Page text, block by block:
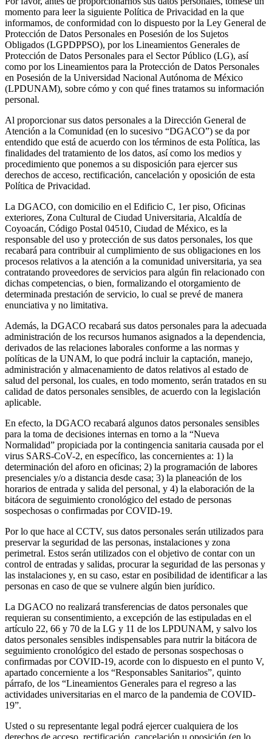
momento para leer la siguiente Política de Privacidad en la que
informamos, de conformidad con lo dispuesto por la Ley General de
Protección de Datos Personales en Posesión de los Sujetos
Obligados (LGPDPPSO), por los Lineamientos Generales de
Protección de Datos Personales para el Sector Público (LG), así
como por los Lineamientos para la Protección de Datos Personales
en Posesión de la Universidad Nacional Autónoma de México
(LPDUNAM), sobre cómo y con qué fines tratamos su información
personal.
Al proporcionar sus datos personales a la Dirección General de
Atención a la Comunidad (en lo sucesivo “DGACO”) se da por
entendido que está de acuerdo con los términos de esta Política, las
finalidades del tratamiento de los datos, así como los medios y
procedimiento que ponemos a su disposición para ejercer sus
derechos de acceso, rectificación, cancelación y oposición de esta
Política de Privacidad.
La DGACO, con domicilio en el Edificio C, 1er piso, Oficinas
exteriores, Zona Cultural de Ciudad Universitaria, Alcaldía de
Coyoacán, Código Postal 04510, Ciudad de México, es la
responsable del uso y protección de sus datos personales, los que
recabará para contribuir al cumplimiento de sus obligaciones en los
procesos relativos a la atención a la comunidad universitaria, ya sea
contratando proveedores de servicios para algún fin relacionado con
dichas competencias, o bien, formalizando el otorgamiento de
determinada prestación de servicio, lo cual se prevé de manera
enunciativa y no limitativa.
Además, la DGACO recabará sus datos personales para la adecuada
administración de los recursos humanos asignados a la dependencia,
derivados de las relaciones laborales conforme a las normas y
políticas de la UNAM, lo que podrá incluir la captación, manejo,
administración y almacenamiento de datos relativos al estado de
salud del personal, los cuales, en todo momento, serán tratados en su
calidad de datos personales sensibles, de acuerdo con la legislación
aplicable.
En efecto, la DGACO recabará algunos datos personales sensibles
para la toma de decisiones internas en torno a la “Nueva
Normalidad” propiciada por la contingencia sanitaria causada por el
virus SARS-CoV-2, en específico, las concernientes a: 1) la
determinación del aforo en oficinas; 2) la programación de labores
presenciales y/o a distancia desde casa; 3) la planeación de los
horarios de entrada y salida del personal, y 4) la elaboración de la
bitácora de seguimiento cronológico del estado de personas
sospechosas o confirmadas por COVID-19.
Por lo que hace al CCTV, sus datos personales serán utilizados para
preservar la seguridad de las personas, instalaciones y zona
perimetral. Estos serán utilizados con el objetivo de contar con un
control de entradas y salidas, procurar la seguridad de las personas y
las instalaciones y, en su caso, estar en posibilidad de identificar a las
personas en caso de que se vulnere algún bien jurídico.
La DGACO no realizará transferencias de datos personales que
requieran su consentimiento, a excepción de las estipuladas en el
artículo 22, 66 y 70 de la LG y 11 de los LPDUNAM, y salvo los
datos personales sensibles indispensables para nutrir la bitácora de
seguimiento cronológico del estado de personas sospechosas o
confirmadas por COVID-19, acorde con lo dispuesto en el punto V,
apartado concerniente a los “Responsables Sanitarios”, quinto
párrafo, de los “Lineamientos Generales para el regreso a las
actividades universitarias en el marco de la pandemia de COVID-
19”.
Usted o su representante legal podrá ejercer cualquiera de los